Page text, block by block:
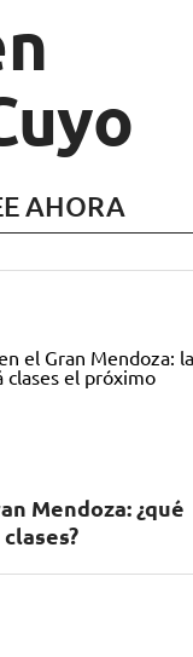
AHORA
Mendoza: ¿qué